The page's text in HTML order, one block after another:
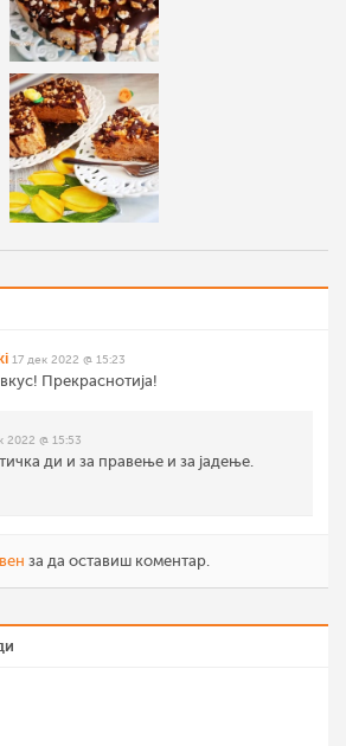
17 дек 2022 @ 15:23
Прекраснотија!
2022 @ 15:53
ди и за правење и за јадење.
за да оставиш коментар.